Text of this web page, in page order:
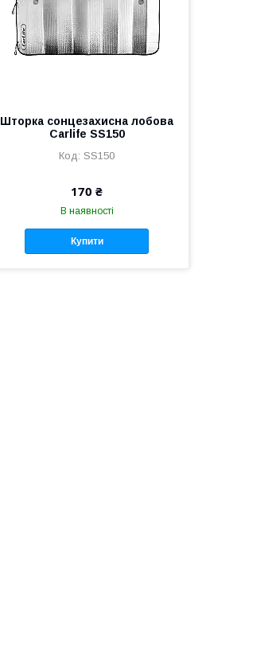
Шторка сонцезахисна лобова
Carlife SS150
SS150
170 ₴
В наявності
Купити